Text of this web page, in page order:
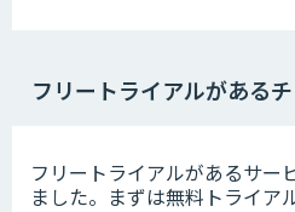
フリートライアルがある
フリートライアルがあるサー
ました。まずは無料トライア